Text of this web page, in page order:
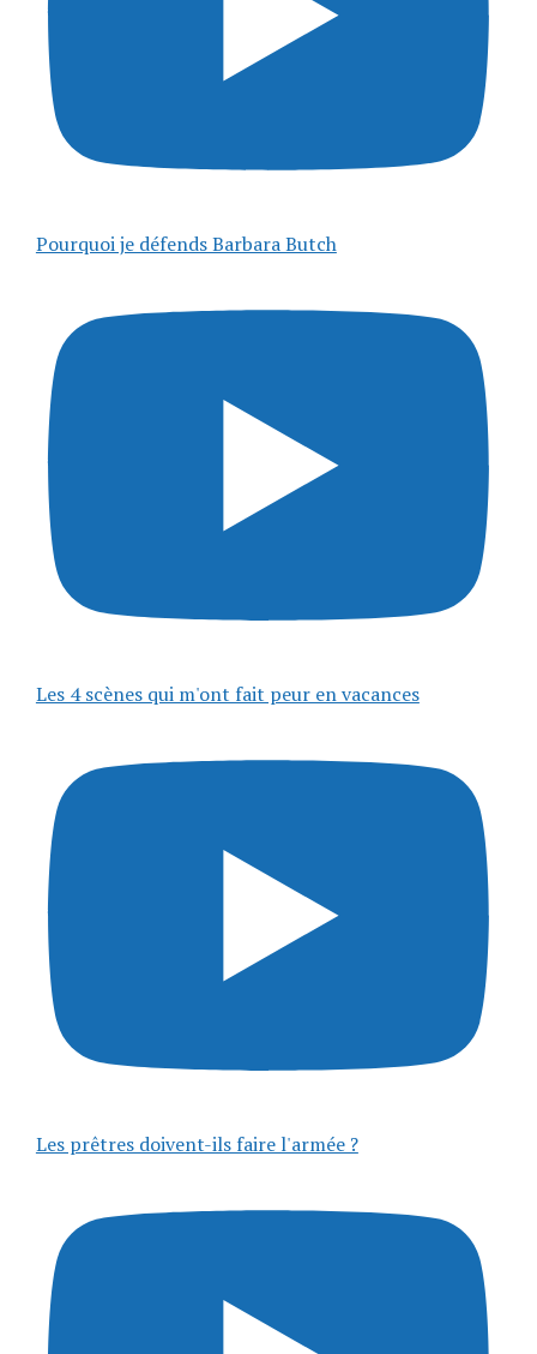
Pourquoi je défends Barbara Butch
Les 4 scènes qui m'ont fait peur en vacances
Les prêtres doivent-ils faire l'armée ?